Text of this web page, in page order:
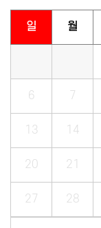
일 월
6 7
13 14
20 21
27 28